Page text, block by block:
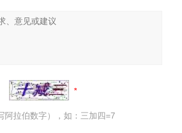
阿拉伯数字），如：三加四=7